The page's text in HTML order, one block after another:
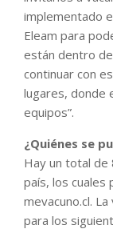
implementado
Eleam para
están dentro
continuar con
lugares, donde
equipos”.
¿Quiénes se
Hay un total de
país, los cuales
mevacuno.cl.
para los